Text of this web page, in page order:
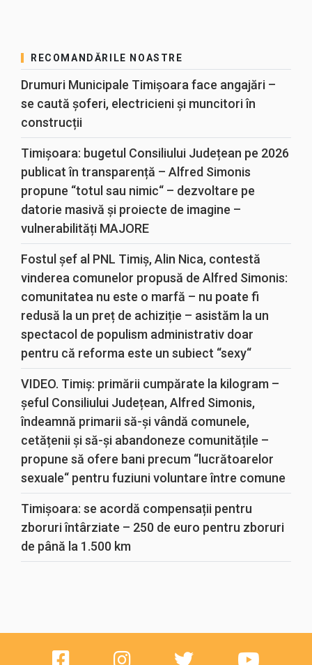
RECOMANDĂRILE NOASTRE
Drumuri Municipale Timișoara face angajări –
se caută șoferi, electricieni și muncitori în
construcții
Timișoara: bugetul Consiliului Județean pe 2026
publicat în transparență – Alfred Simonis
propune “totul sau nimic“ – dezvoltare pe
datorie masivă și proiecte de imagine –
vulnerabilități MAJORE
Fostul șef al PNL Timiș, Alin Nica, contestă
vinderea comunelor propusă de Alfred Simonis:
comunitatea nu este o marfă – nu poate fi
redusă la un preț de achiziție – asistăm la un
spectacol de populism administrativ doar
pentru că reforma este un subiect “sexy“
VIDEO. Timiș: primării cumpărate la kilogram –
șeful Consiliului Județean, Alfred Simonis,
îndeamnă primarii să-și vândă comunele,
cetățenii și să-și abandoneze comunitățile –
propune să ofere bani precum “lucrătoarelor
sexuale“ pentru fuziuni voluntare între comune
Timișoara: se acordă compensații pentru
zboruri întârziate – 250 de euro pentru zboruri
de până la 1.500 km